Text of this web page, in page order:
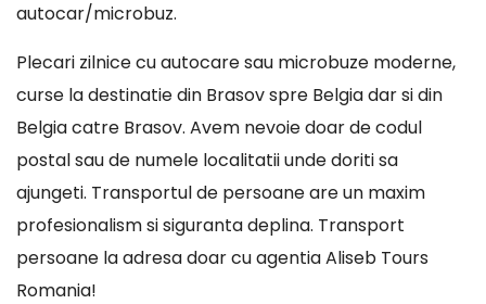
autocar/microbuz.
Plecari zilnice cu autocare sau microbuze moderne,
curse la destinatie din Brasov spre Belgia dar si din
Belgia catre Brasov. Avem nevoie doar de codul
postal sau de numele localitatii unde doriti sa
ajungeti. Transportul de persoane are un maxim
profesionalism si siguranta deplina. Transport
persoane la adresa doar cu agentia Aliseb Tours
Romania!